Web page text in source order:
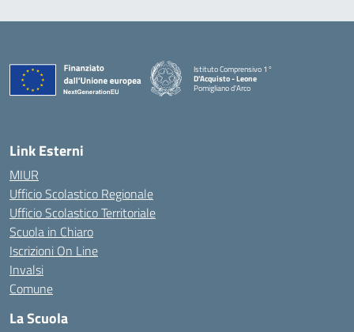
Istituto Comprensivo 1°
D'Acquisto - Leone
Pomigliano d'Arco
— Visita la pagina iniziale della scuola
Link Esterni
MIUR
Ufficio Scolastico Regionale
Ufficio Scolastico Territoriale
Scuola in Chiaro
Iscrizioni On Line
Invalsi
Comune
La Scuola